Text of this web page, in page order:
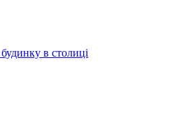
в столиці